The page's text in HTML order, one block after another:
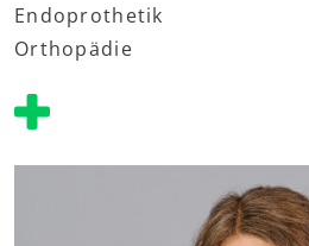
Endoprothetik
Orthopädie